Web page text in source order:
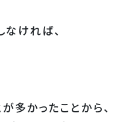
ければ、
多かったことから、